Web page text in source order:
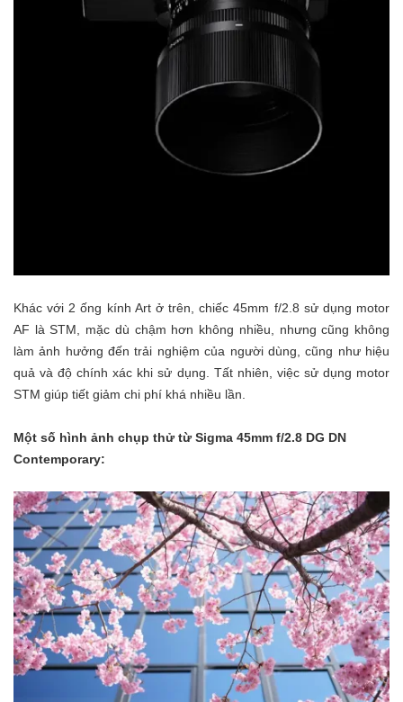
Khác với 2 ống kính Art ở trên, chiếc 45mm f/2.8 sử dụng motor
AF là STM, mặc dù chậm hơn không nhiều, nhưng cũng không
làm ảnh hưởng đến trải nghiệm của người dùng, cũng như hiệu
quả và độ chính xác khi sử dụng. Tất nhiên, việc sử dụng motor
STM giúp tiết giảm chi phí khá nhiều lần.
Một số hình ảnh chụp thử từ Sigma 45mm f/2.8 DG DN
Contemporary: